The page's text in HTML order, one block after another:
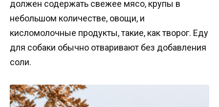
должен содержать свежее мясо, крупы в
небольшом количестве, овощи, и
кисломолочные продукты, такие, как творог. Еду
для собаки обычно отваривают без добавления
соли.